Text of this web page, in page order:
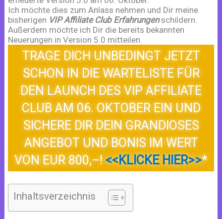
Ich möchte dies zum Anlass nehmen und Dir meine
bisherigen VIP Affiliate Club Erfahrungenschildern.
Außerdem möchte ich Dir die bereits bekannten
Neuerungen in Version 5.0 mitteilen.
TRAGE DICH UNBEDINGT JETZT
SCHON IN DIE WARTELISTE FÜR
DEN LAUNCH DES VIP AFFILIATE
CLUB AM 06. OKTOBER EIN UND
SICHERE DIR DEIN GRANDIOSES
ANGEBOT UND BONIS IM WERT
VON EUR 800,–!<<KLICKE HIER>>*
Inhaltsverzeichnis